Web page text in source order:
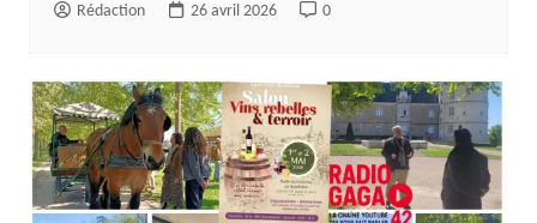
Rédaction 26 avril 2026 0